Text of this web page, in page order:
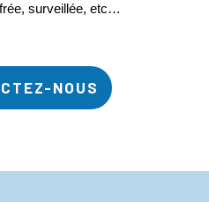
surveillée, etc…
NOUS